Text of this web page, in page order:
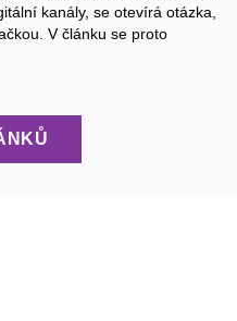
kanály, se otevírá otázka,
V článku se proto